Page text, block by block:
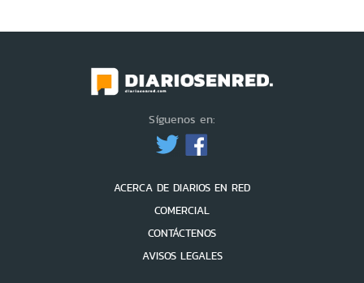
Síguenos en:
ACERCA DE DIARIOS EN RED
COMERCIAL
CONTÁCTENOS
AVISOS LEGALES